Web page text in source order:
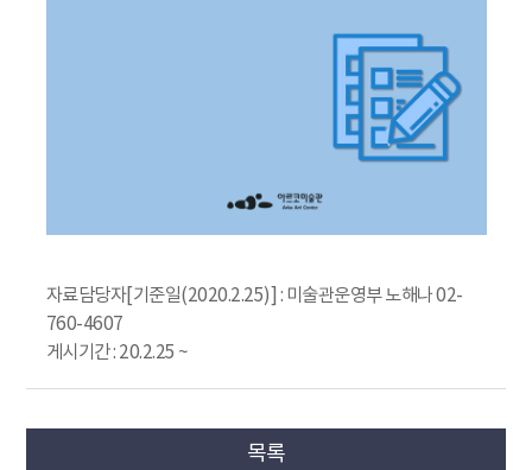
자료담당자[기준일(2020.2.25)] : 미술관운영부 노해나 02-
760-4607
게시기간 : 20.2.25 ~
목록